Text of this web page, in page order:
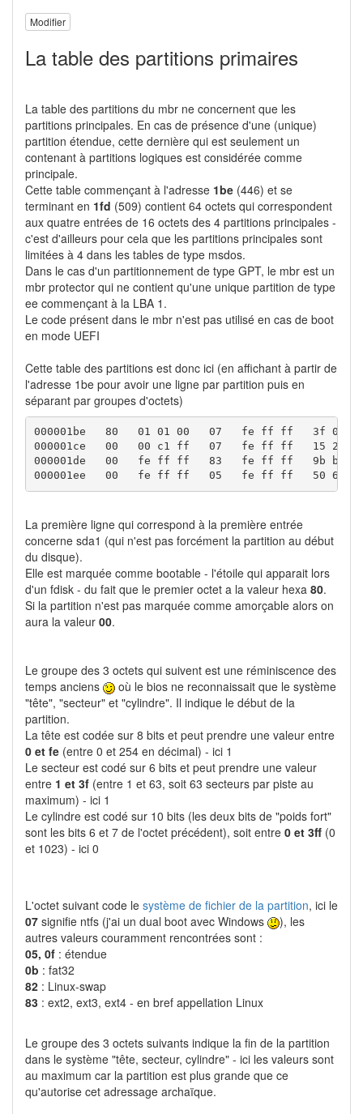
Modifier
La table des partitions primaires
La table des partitions du mbr ne concernent que les
partitions principales. En cas de présence d'une (unique)
partition étendue, cette dernière qui est seulement un
contenant à partitions logiques est considérée comme
principale.
Cette table commençant à l'adresse 1be (446) et se
terminant en 1fd (509) contient 64 octets qui correspondent
aux quatre entrées de 16 octets des 4 partitions principales -
c'est d'ailleurs pour cela que les partitions principales sont
limitées à 4 dans les tables de type msdos.
Dans le cas d'un partitionnement de type GPT, le mbr est un
mbr protector qui ne contient qu'une unique partition de type
ee commençant à la LBA 1.
Le code présent dans le mbr n'est pas utilisé en cas de boot
en mode UEFI
Cette table des partitions est donc ici (en affichant à partir de
l'adresse 1be pour avoir une ligne par partition puis en
séparant par groupes d'octets)
000001be   80   01 01 00   07   fe ff ff   3f 00
000001ce   00   00 c1 ff   07   fe ff ff   15 25 c2
000001de   00   fe ff ff   83   fe ff ff   9b b1 aa
000001ee   00   fe ff ff   05   fe ff ff   50 63 7f
La première ligne qui correspond à la première entrée
concerne sda1 (qui n'est pas forcément la partition au début
du disque).
Elle est marquée comme bootable - l'étoile qui apparait lors
d'un fdisk - du fait que le premier octet a la valeur hexa 80.
Si la partition n'est pas marquée comme amorçable alors on
aura la valeur 00.
Le groupe des 3 octets qui suivent est une réminiscence des
temps anciens
où le bios ne reconnaissait que le système
"tête", "secteur" et "cylindre". Il indique le début de la
partition.
La tête est codée sur 8 bits et peut prendre une valeur entre
0 et fe (entre 0 et 254 en décimal) - ici 1
Le secteur est codé sur 6 bits et peut prendre une valeur
entre 1 et 3f (entre 1 et 63, soit 63 secteurs par piste au
maximum) - ici 1
Le cylindre est codé sur 10 bits (les deux bits de "poids fort"
sont les bits 6 et 7 de l'octet précédent), soit entre 0 et 3ff (0
et 1023) - ici 0
L'octet suivant code le système de fichier de la partition, ici le
07 signifie ntfs (j'ai un dual boot avec Windows
), les
autres valeurs couramment rencontrées sont :
05, 0f : étendue
0b : fat32
82 : Linux-swap
83 : ext2, ext3, ext4 - en bref appellation Linux
Le groupe des 3 octets suivants indique la fin de la partition
dans le système "tête, secteur, cylindre" - ici les valeurs sont
au maximum car la partition est plus grande que ce
qu'autorise cet adressage archaïque.